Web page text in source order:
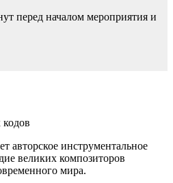
перед началом мероприятия и
авторское инструментальное
великих композиторов
мира.